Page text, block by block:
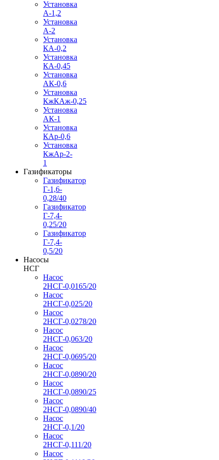
Установка
А-1,2
Установка
А-2
Установка
КА-0,2
Установка
КА-0,45
Установка
АК-0,6
Установка
КжКАж-0,25
Установка
АК-1
Установка
КАр-0,6
Установка
КжАр-2-
1
Газификаторы
Газификатор
Г-1,6-
0,28/40
Газификатор
Г-7,4-
0,25/20
Газификатор
Г-7,4-
0,5/20
Насосы
НСГ
Насос
2НСГ-0,0165/20
Насос
2НСГ-0,025/20
Насос
2НСГ-0,0278/20
Насос
2НСГ-0,063/20
Насос
2НСГ-0,0695/20
Насос
2НСГ-0,0890/20
Насос
2НСГ-0,0890/25
Насос
2НСГ-0,0890/40
Насос
2НСГ-0,1/20
Насос
2НСГ-0,111/20
Насос